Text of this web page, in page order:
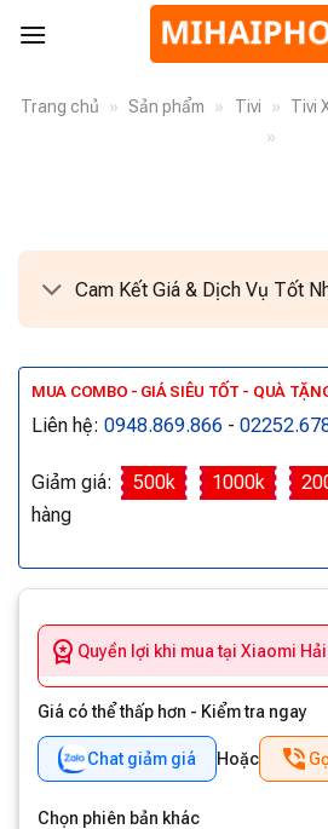
Trang chủ » Sản phẩm » Tivi » Tivi
»
Cam Kết Giá & Dịch Vụ Tốt
MUA COMBO - GIÁ SIÊU TỐT - QUÀ
Liên hệ: 0948.869.866 -
Giảm giá: 500k 1000k
hàng
Quyền lợi khi mua tại Xiaomi
Giá có thể thấp hơn - Kiểm tra ngay
Chat giảm giá Hoặc
Chọn phiên bản khác